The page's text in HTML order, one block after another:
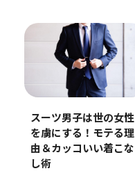
スーツ男子は世の女性
を虜にする！モテる理
由＆カッコいい着こな
し術